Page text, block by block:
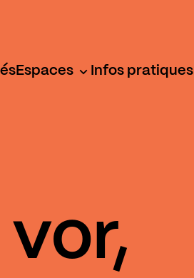
Espaces Infos pratiques